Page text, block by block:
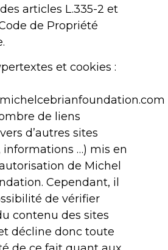
articles L.335-2 et
de Propriété
et cookies :
de liens
d’autres sites
informations …) mis en
de Michel
Cependant, il
de vérifier
contenu des sites
décline donc toute